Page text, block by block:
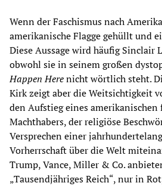
Wenn der Faschismus nach
amerikanische Flagge gehüllt und
Diese Aussage wird häufig Sinclair
obwohl sie in seinem großen
Happen Herenicht wörtlich steht.
Kirk zeigt aber die Weitsichtigkeit
den Aufstieg eines amerikanischen
Machthabers, der religiöse
Versprechen einer
Vorherrschaft über die Welt
Trump, Vance, Miller & Co.
„Tausendjähriges Reich“, nur in